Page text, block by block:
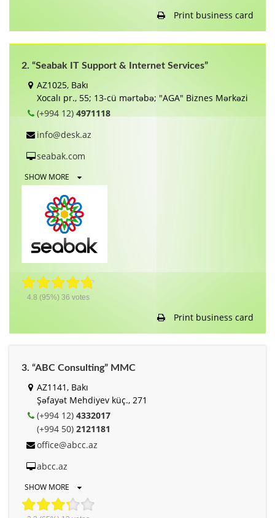
Print business card
2. “Seabak IT Support & Internet Services”
AZ1025, Bakı
Xocalı pr., 55; 13-cü mərtəbə; "AGA" Biznes Mərkəzi
(+994 12) 4971118
info@desk.az
seabak.com
SHOW MORE
4.8 (95%) 36 votes
Print business card
3. “ABC Consulting” MMC
AZ1141, Bakı
Şəfayət Mehdiyev küç., 271
(+994 12) 4332017
(+994 50) 2121181
office@abcc.az
abcc.az
SHOW MORE